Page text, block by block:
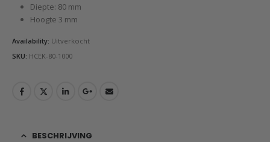
Diepte: 80 mm
Hoogte 3 mm
Availability: Uitverkocht
SKU: HCEK-80-1000
BESCHRIJVING